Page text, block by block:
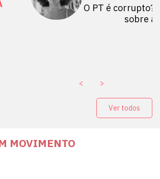
O PT é corrupto?
sobre a
< >
Ver todos
MOVIMENTO